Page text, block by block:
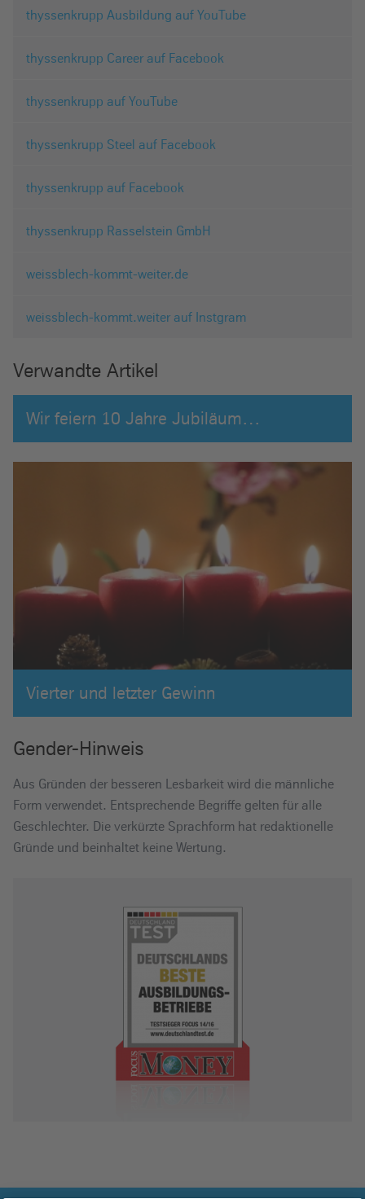
thyssenkrupp Ausbildung auf YouTube
thyssenkrupp Career auf Facebook
thyssenkrupp auf YouTube
thyssenkrupp Steel auf Facebook
thyssenkrupp auf Facebook
thyssenkrupp Rasselstein GmbH
weissblech-kommt-weiter.de
weissblech-kommt.weiter auf Instgram
Verwandte Artikel
Wir feiern 10 Jahre Jubiläum…
Vierter und letzter Gewinn
Gender-Hinweis
Aus Gründen der besseren Lesbarkeit wird die männliche
Form verwendet. Entsprechende Begriffe gelten für alle
Geschlechter. Die verkürzte Sprachform hat redaktionelle
Gründe und beinhaltet keine Wertung.